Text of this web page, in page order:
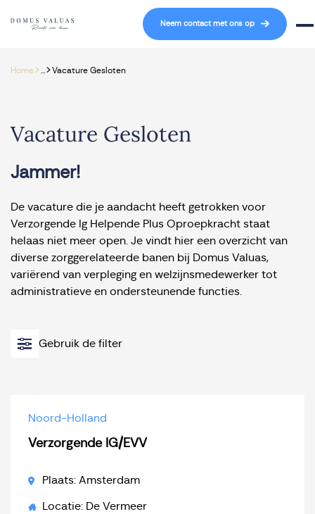
Navigatie overslaan
Neem contact met ons op
Home> >Vacature Gesloten
Vacature Gesloten
Jammer!
De vacature die je aandacht heeft getrokken voor
Verzorgende Ig Helpende Plus Oproepkracht staat
helaas niet meer open. Je vindt hier een overzicht van
diverse zorggerelateerde banen bij Domus Valuas,
variërend van verpleging en welzijnsmedewerker tot
administratieve en ondersteunende functies.
Gebruik de filter
Noord-Holland
Verzorgende IG/EVV
Plaats: Amsterdam
Locatie: De Vermeer